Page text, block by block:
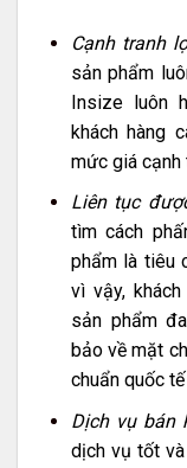
Cạnh tranh
sản phẩm
Insize luôn
khách hàng
mức giá cạnh
Liên tục
tìm cách
phẩm là tiêu
vì vậy,
sản phẩm
bảo về mặt
chuẩn quốc
Dịch vụ bán
dịch vụ tốt